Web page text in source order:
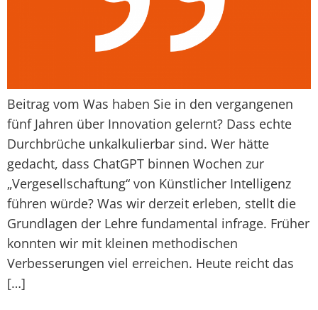
Beitrag vom Was haben Sie in den vergangenen
fünf Jahren über Innovation gelernt? Dass echte
Durchbrüche unkalkulierbar sind. Wer hätte
gedacht, dass ChatGPT binnen Wochen zur
„Vergesellschaftung“ von Künstlicher Intelligenz
führen würde? Was wir derzeit erleben, stellt die
Grundlagen der Lehre fundamental infrage. Früher
konnten wir mit kleinen methodischen
Verbesserungen viel erreichen. Heute reicht das
[…]